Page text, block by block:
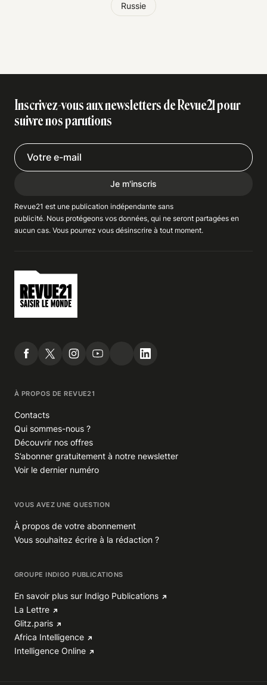
Russie
Inscrivez-vous aux newsletters de Revue21 pour
suivre nos parutions
Je m'inscris
Revue21 est une publication indépendante sans
publicité. Nous protégeons vos données, qui ne seront partagées en
aucun cas. Vous pourrez vous désinscrire à tout moment.
À PROPOS DE REVUE21
Contacts
Qui sommes-nous ?
Découvrir nos offres
S’abonner gratuitement à notre newsletter
Voir le dernier numéro
VOUS AVEZ UNE QUESTION
À propos de votre abonnement
Vous souhaitez écrire à la rédaction ?
GROUPE INDIGO PUBLICATIONS
En savoir plus sur Indigo Publications
La Lettre
Glitz.paris
Africa Intelligence
Intelligence Online